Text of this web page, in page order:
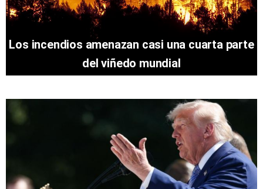
Los incendios amenazan casi una cuarta parte
del viñedo mundial